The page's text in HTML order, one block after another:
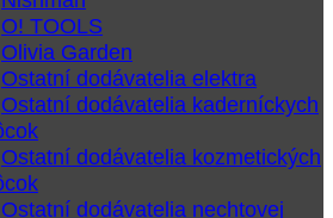
O! TOOLS
Olivia Garden
Ostatní dodávatelia elektra
Ostatní dodávatelia kaderníckych
Ostatní dodávatelia kozmetických
Ostatní dodávatelia nechtovej